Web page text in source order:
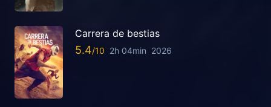
Carrera de bestias
5.4 2h 04min 2026